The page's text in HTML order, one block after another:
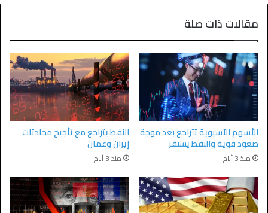
مقالات ذات صلة
الأسهم الآسيوية تتراجع بعد موجة
صعود قوية والنفط يستقر
منذ 3 أيام
النفط يتراجع مع تأجيج محادثات
إيران وعمان
منذ 3 أيام